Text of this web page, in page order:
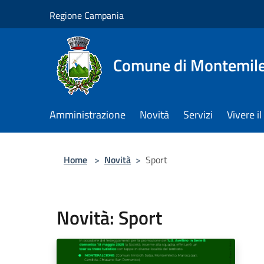
Regione Campania
Comune di
Amministrazione Novità Servizi Vivere
Home > Novità > Sport
Novità: Sport